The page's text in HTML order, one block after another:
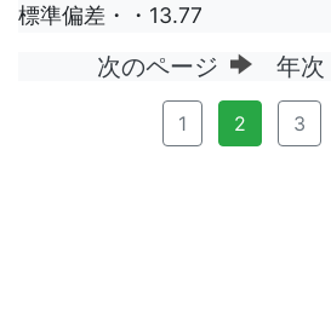
標準偏差・・13.77
次のページ 年次
1 2 3